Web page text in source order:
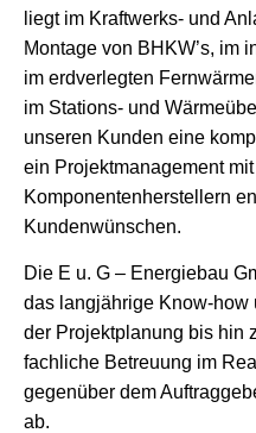
liegt im Kraftwerks- und
Montage von BHKW’s, im
im erdverlegten
im Stations- und
unseren Kunden eine
ein Projektmanagement
Komponentenherstellern
Kundenwünschen.
Die E u. G – Energiebau
das langjährige Know-how
der Projektplanung bis hin
fachliche Betreuung im
gegenüber dem
ab.